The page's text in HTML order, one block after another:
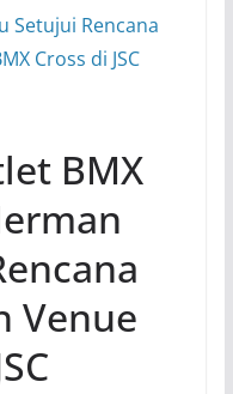
BMX
Venue